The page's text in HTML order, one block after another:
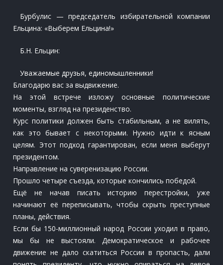
Бурбулис — председатель избирательной компании
Ельцина: «Выберем Ельцина!»
Б.Н. Ельцин:
Уважаемые друзья, единомышленники!
Благодарю вас за выдвижение.
На этой встрече изложу основные политические
моменты, взгляд на президенство.
Курс политики должен быть стабильным, а не вилять,
как это бывает с некоторыми. Нужно идти к ясным
целям. Этот подход гарантирован, если меня выберут
президентом.
Направление на суверенизацию России.
Прошло четыре съезда, которые кончились победой.
Ещё не начав писать историю перестройки, уже
начинают её переписывать, чтобы скрыть преступные
планы, действия.
Если бы 150-миллионный народ России уходил в право,
мы бы не выстояли. Демократическое и рабочее
движение не дало скатиться России в пропасть, дали